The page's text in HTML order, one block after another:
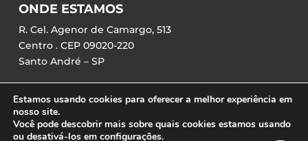
ONDE ESTAMOS
R. Cel. Agenor de Camargo, 513
Centro . CEP 09020-220
Santo André – SP
Estamos usando cookies para oferecer a melhor experiência em
nosso site.
Você pode descobrir mais sobre quais cookies estamos usando
ou desativá-los em configurações.